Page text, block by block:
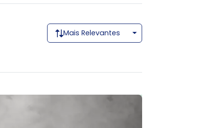
Mais Relevantes